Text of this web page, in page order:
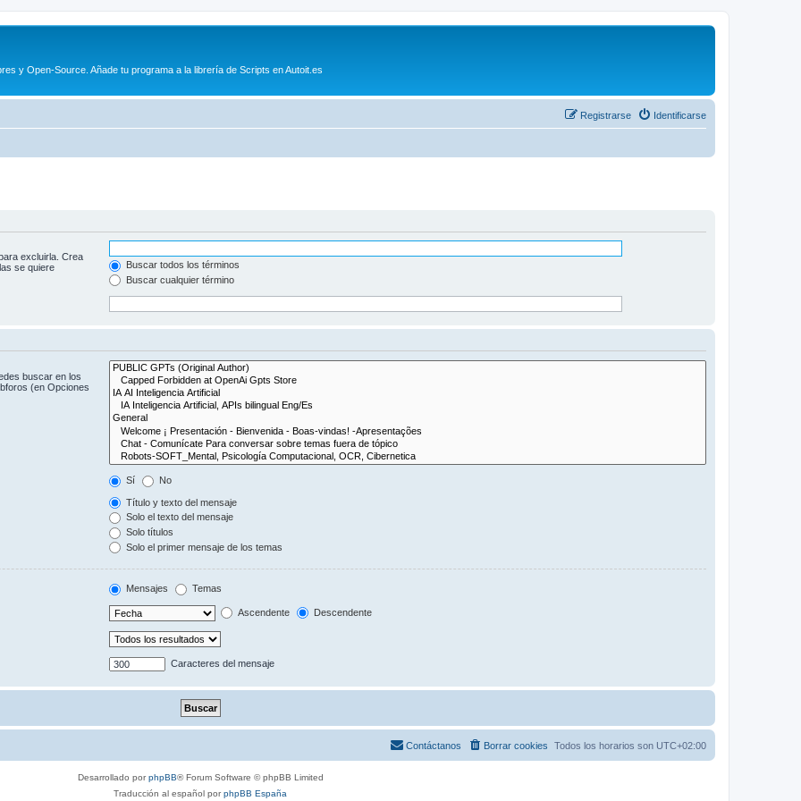
y Open-Source. Añade tu programa a la librería de Scripts en Autoit.es
Identificarse
Registrarse
excluirla. Crea
se quiere
Buscar todos los términos
Buscar cualquier término
buscar en los
(en Opciones
Sí No
Título y texto del mensaje
Solo el texto del mensaje
Solo títulos
Solo el primer mensaje de los temas
Mensajes Temas
Ascendente Descendente
Caracteres del mensaje
Todos los horarios son UTC+02:00
Borrar cookies
Contáctanos
Desarrollado porphpBB® Forum Software © phpBB Limited
Traducción al español porphpBB España